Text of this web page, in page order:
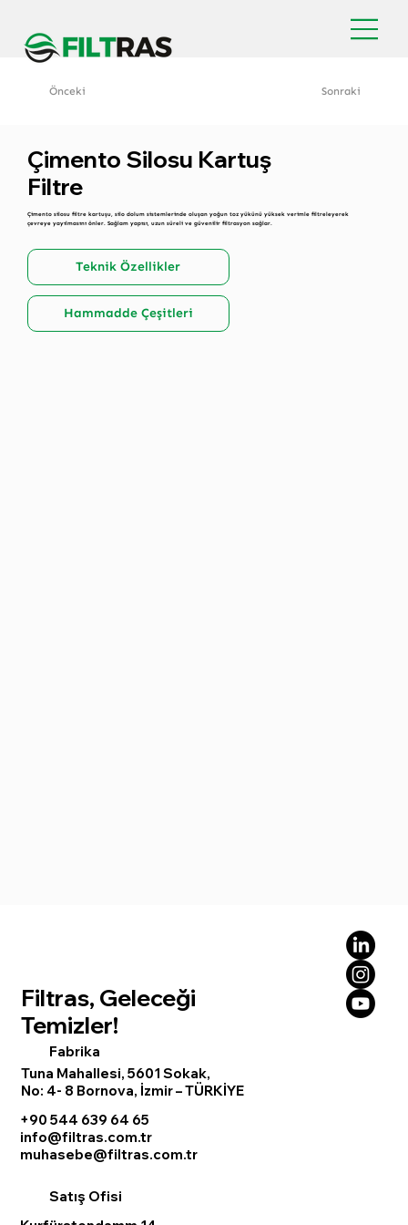
Önceki Sonraki
Çimento Silosu Kartuş
Filtre
Çimento silosu filtre kartuşu, silo dolum sistemlerinde oluşan yoğun toz yükünü yüksek verimle filtreleyerek
çevreye yayılmasını önler. Sağlam yapısı, uzun süreli ve güvenilir filtrasyon sağlar.
Teknik Özellikler
Hammadde Çeşitleri
Filtras, Geleceği
Temizler!
Tuna Mahallesi, 5601 Sokak,
No: 4- 8 Bornova, İzmir – TÜRKİYE
+90 544 639 64 65
info@filtras.com.tr
muhasebe@filtras.com.tr
Satış Ofisi
Fabrika